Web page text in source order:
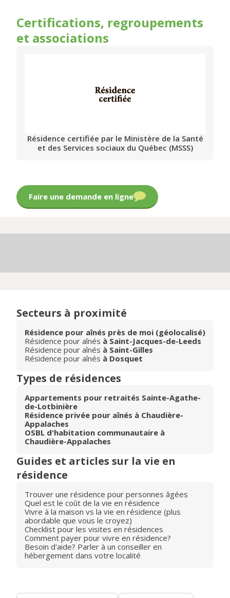
Certifications, regroupements
et associations
Résidence certifiée par le Ministère de la Santé
et des Services sociaux du Québec (MSSS)
Faire une demande en ligne
Secteurs à proximité
Résidence pour aînés près de moi (géolocalisé)
Résidence pour aînés à Saint-Jacques-de-Leeds
Résidence pour aînés à Saint-Gilles
Résidence pour aînés à Dosquet
Types de résidences
Appartements pour retraités Sainte-Agathe-
de-Lotbinière
Résidence privée pour aînés à Chaudière-
Appalaches
OSBL d'habitation communautaire à
Chaudière-Appalaches
Guides et articles sur la vie en
résidence
Trouver une résidence pour personnes âgées
Quel est le coût de la vie en résidence
Vivre à la maison vs la vie en résidence (plus
abordable que vous le croyez)
Checklist pour les visites en résidences
Comment payer pour vivre en résidence?
Besoin d'aide? Parler à un conseiller en
hébergement dans votre localité